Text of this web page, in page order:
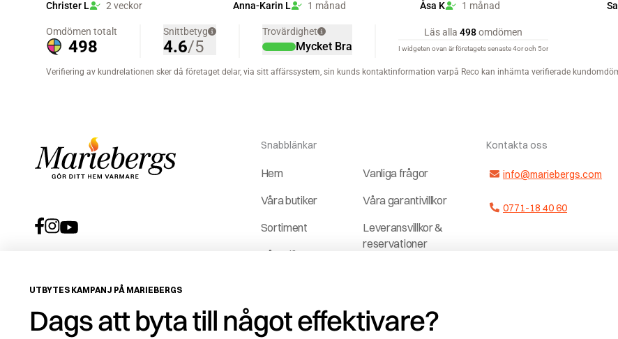
Snabblänkar
Hem
Våra butiker
Sortiment
Våra tjänster
Service &
reservdelar
Vanliga frågor
Våra garantivillkor
Leveransvillkor &
reservationer
Jobba hos och
med oss
Kontakta oss
info@mariebergs.com
0771-18 40 60
UTBYTES KAMPANJ PÅ MARIEBERGS
Dags att byta till något effektivare?